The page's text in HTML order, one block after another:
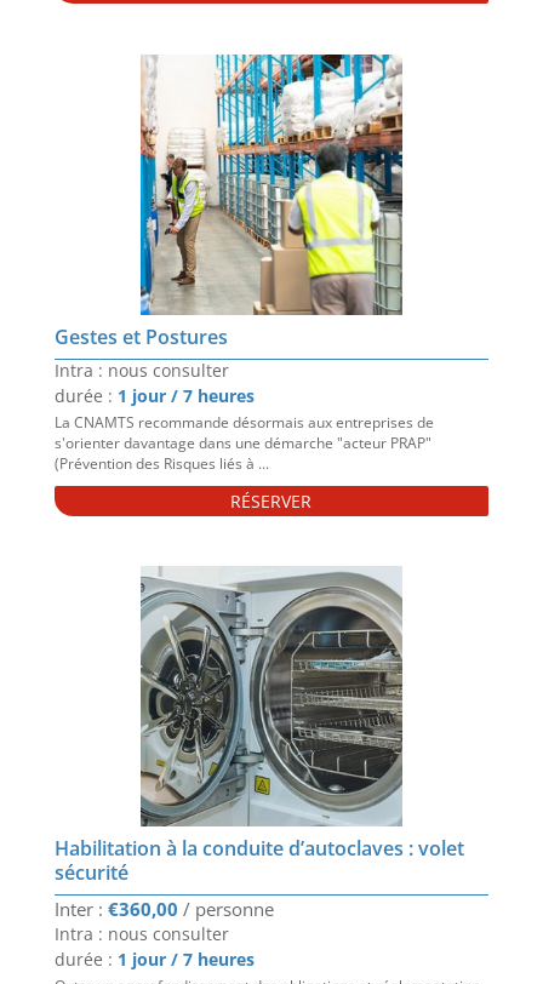
Gestes et Postures
Intra : nous consulter
durée : 1 jour / 7 heures
La CNAMTS recommande désormais aux entreprises de
s'orienter davantage dans une démarche "acteur PRAP"
(Prévention des Risques liés à ...
RÉSERVER
Habilitation à la conduite d’autoclaves : volet
sécurité
€360,00
Intra : nous consulter
durée : 1 jour / 7 heures